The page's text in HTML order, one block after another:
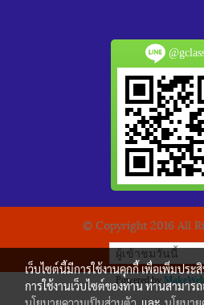
© Copyright 2016 All
ผู้เข้าชมวันนี้
Powered by
เว็บไซต์นี้มีการใช้งานคุกกี้ เพื่อเพิ่มปร
การใช้งานเว็บไซต์ของท่าน ท่านสามาร